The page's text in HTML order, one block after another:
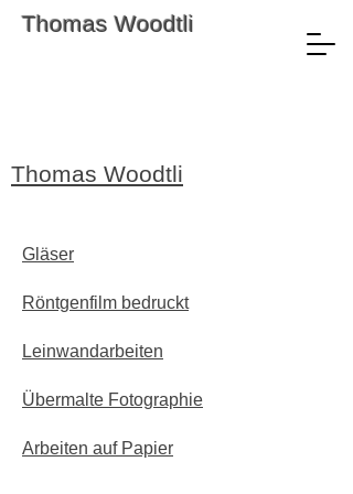
Thomas Woodtli
Thomas Woodtli
Gläser
Röntgenfilm bedruckt
Leinwandarbeiten
Übermalte Fotographie
Arbeiten auf Papier